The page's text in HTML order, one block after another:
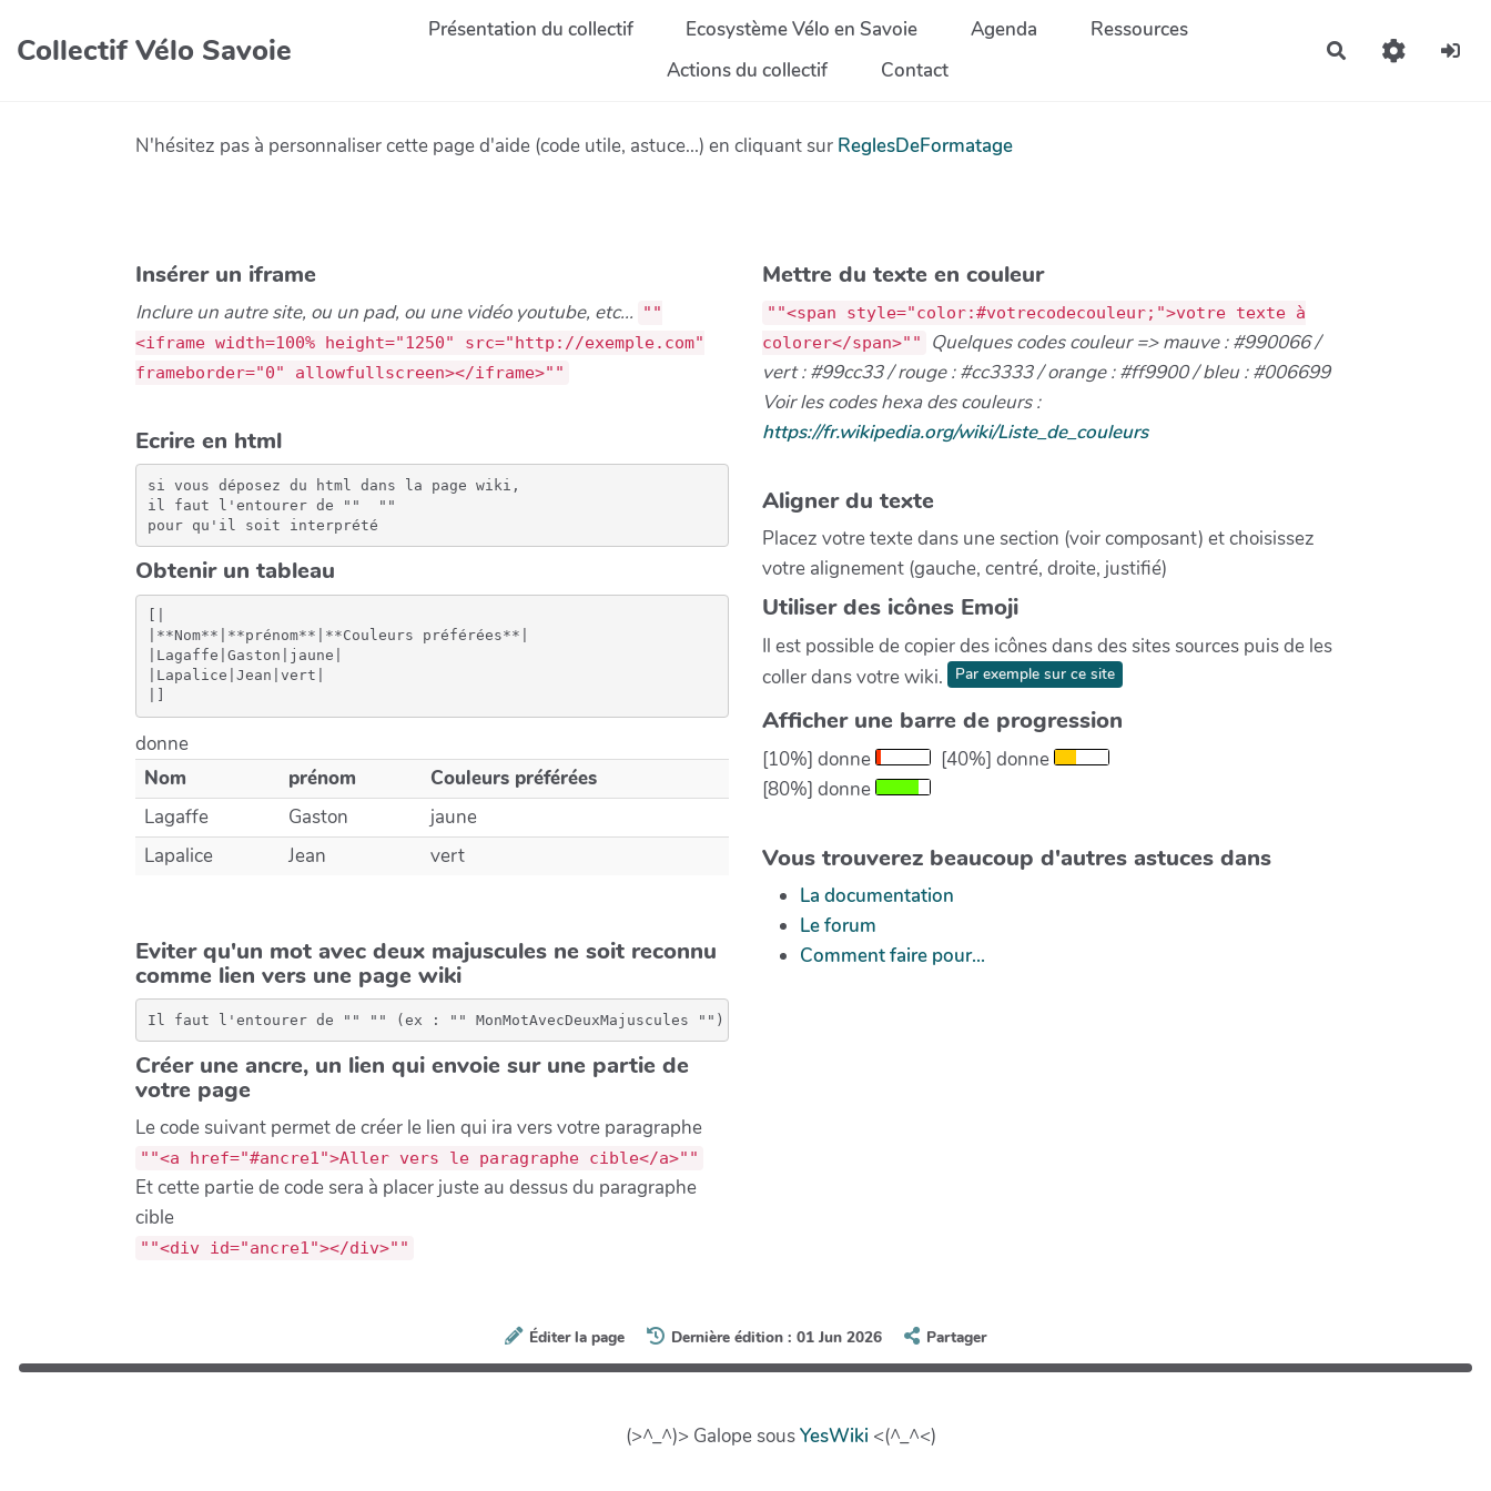
Collectif Vélo Savoie
Présentation du collectif Ecosystème Vélo en Savoie Agenda
Ressources
Actions du collectif
Contact
Rechercher
N'hésitez pas à personnaliser cette page d'aide (code utile, astuce...) en cliquant sur ReglesDeFormatage
Insérer un iframe
Inclure un autre site, ou un pad, ou une vidéo youtube, etc...
""
<iframe width=100% height="1250" src="http://exemple.com"
frameborder="0" allowfullscreen></iframe>""
Ecrire en html
si vous déposez du html dans la page wiki,
il faut l'entourer de ""
""
pour qu'il soit interprété
Obtenir un tableau
|**Nom**|**prénom**|**Couleurs préférées**|
|Lagaffe|Gaston|jaune|
|Lapalice|Jean|vert|
donne
Nom
prénom
Couleurs préférées
Lagaffe
Gaston
jaune
Lapalice
Jean vert
Eviter qu'un mot avec deux majuscules ne soit reconnu
comme lien vers une page wiki
Il faut l'entourer de "" "" (ex : "" MonMotAvecDeuxMajuscules "") pour qu'il ne soit pas interprété comme lien wiki
Créer une ancre, un lien qui envoie sur une partie de
votre page
Le code suivant permet de créer le lien qui ira vers votre paragraphe
""<a href="#ancre1">Aller vers le paragraphe cible</a>""
Et cette partie de code sera à placer juste au dessus du paragraphe
cible
""<div id="ancre1"></div>""
Mettre du texte en couleur
""<span style="color:#votrecodecouleur;">votre texte à
colorer</span>""
Quelques codes couleur => mauve : #990066 /
vert : #99cc33 / rouge : #cc3333 / orange : #ff9900 / bleu : #006699
Voir les codes hexa des couleurs :
https://fr.wikipedia.org/wiki/Liste_de_couleurs
Aligner du texte
Placez votre texte dans une section (voir composant) et choisissez
votre alignement (gauche, centré, droite, justifié)
Utiliser des icônes Emoji
Il est possible de copier des icônes dans des sites sources puis de les
coller dans votre wiki.
Par exemple sur ce site
Afficher une barre de progression
[10%] donne
[40%] donne
[80%] donne
Vous trouverez beaucoup d'autres astuces dans
La documentation
Le forum
Comment faire pour...
Éditer la page Dernière édition : 01 Jun 2026 Partager
(>^_^)> Galope sousYesWiki <(^_^<)